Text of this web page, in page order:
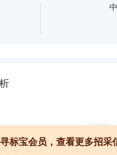
标宝会员，查看更多招采